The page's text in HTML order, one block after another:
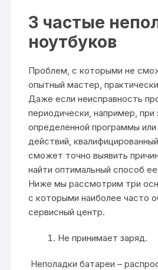
3 частые
ноутбуков
Проблем, с которыми не
опытный мастер,
Даже если неисправность
периодически, например, при
определенной программы
действий,
сможет точно выявить
найти оптимальный способ
Ниже мы рассмотрим три
с которыми наиболее часто
сервисный центр.
Не принимает заряд.
Неполадки батареи –